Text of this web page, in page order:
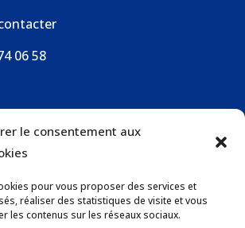
le consentement aux
pour vous proposer des services et
réaliser des statistiques de visite et vous
les contenus sur les réseaux sociaux.
06 58
DES DÉCHETS